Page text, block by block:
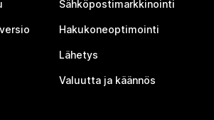
Sähköpostimarkkinointi
Hakukoneoptimointi
Lähetys
Valuutta ja käännös